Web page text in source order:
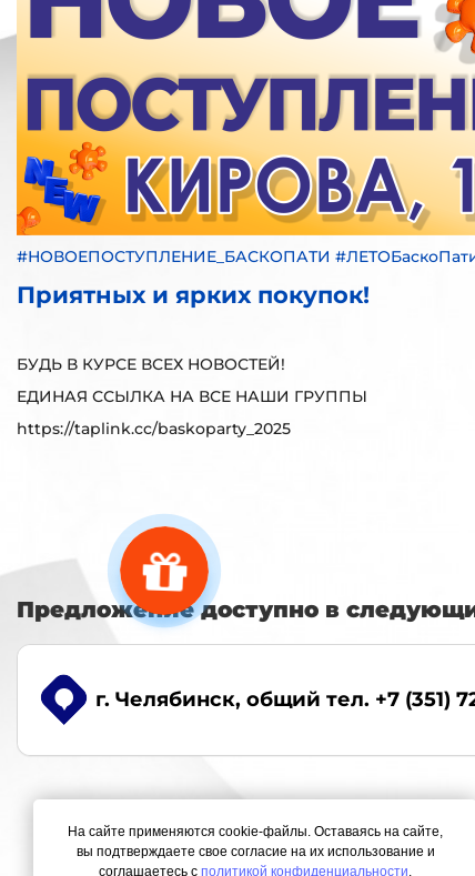
#НОВОЕПОСТУПЛЕНИЕ_БАСКОПАТИ
Приятных и ярких покупок!
БУДЬ В КУРСЕ ВСЕХ НОВОСТЕЙ!
ЕДИНАЯ ССЫЛКА НА ВСЕ НАШИ ГРУППЫ
https://taplink.cc/baskoparty_2025
Предложение доступно в
г. Челябинск, общий тел. +7 (351)
На сайте применяются cookie-файлы. Оставаясь на сайте,
вы подтверждаете свое согласие на их использование и
соглашаетесь с политикой конфиденциальности.